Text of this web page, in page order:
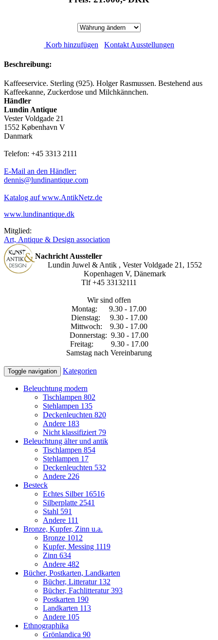
Korb hinzufügen Kontakt Ausstellungen
Beschreibung:
Kaffeeservice. Sterling (925). Holger Rasmussen. Bestehend aus
Kaffeekanne, Zuckerdose und Milchkännchen.
Händler
Lundin Antique
Vester Voldgade 21
1552 København V
Danmark
Telefon: +45 3313 2111
E-Mail an den Händler:
dennis@lundinantique.com
Katalog auf www.AntikNetz.de
www.lundinantique.dk
Mitglied:
Art, Antique & Design association
Nachricht Aussteller
Lundin Juwel & Antik , Vester Voldgade 21, 1552
Kopenhagen V, Dänemark
Tlf +45 33132111
Wir sind offen
Montag: 9.30 - 17.00
Dienstag: 9.30 - 17.00
Mittwoch: 9.30 - 17.00
Donnerstag: 9.30 - 17.00
Freitag: 9.30 - 17.00
Samstag nach Vereinbarung
Toggle navigation Kategorien
Beleuchtung modern
Tischlampen 802
Stehlampen 135
Deckenleuchten 820
Andere 183
Nicht klassifiziert 79
Beleuchtung älter und antik
Tischlampen 854
Stehlampen 17
Deckenleuchten 532
Andere 226
Besteck
Echtes Silber 16516
Silberplatte 2541
Stahl 591
Andere 111
Bronze, Kupfer, Zinn u.a.
Bronze 1012
Kupfer, Messing 1119
Zinn 634
Andere 482
Bücher, Postkarten, Landkarten
Bücher, Litteratur 132
Bücher, Fachlitteratur393
Postkarten 190
Landkarten 113
Andere 105
Ethnographika
Grönlandica 90